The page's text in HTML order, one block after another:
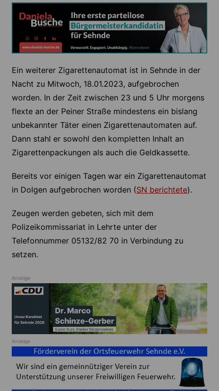
Ein weiterer Zigarettenautomat ist in Sehnde in der
Nacht zu Mitwoch, 18.01.2023, aufgebrochen
worden. In der Zeit zwischen 23 und 5 Uhr morgens
flexte an der Peiner Straße mindestens ein bislang
unbekannter Täter einen Zigarettenautomaten auf.
Dann stahl er sowohl den kompletten Inhalt an
Zigarettenpackungen als auch die Geldkassette.
Bereits vor einigen Tagen war ein Zigarettenautomat
in Dolgen aufgebrochen worden (SN berichtete).
Zeugen werden gebeten, sich mit dem
Polizeikommissariat in Lehrte unter der
Telefonnummer 05132/82 70 in Verbindung zu
setzen.
Anzeige
Anzeige